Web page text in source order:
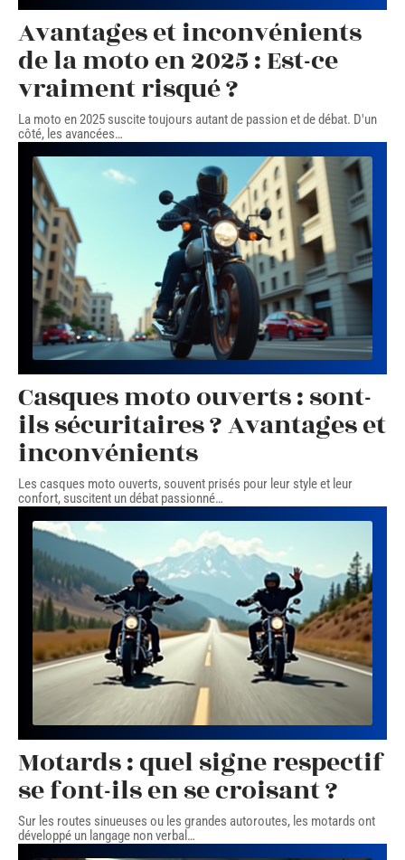
Avantages et inconvénients
de la moto en 2025 : Est-ce
vraiment risqué ?
La moto en 2025 suscite toujours autant de passion et de débat. D'un
côté, les avancées…
Casques moto ouverts : sont-
ils sécuritaires ? Avantages et
inconvénients
Les casques moto ouverts, souvent prisés pour leur style et leur
confort, suscitent un débat passionné…
Motards : quel signe respectif
se font-ils en se croisant ?
Sur les routes sinueuses ou les grandes autoroutes, les motards ont
développé un langage non verbal …